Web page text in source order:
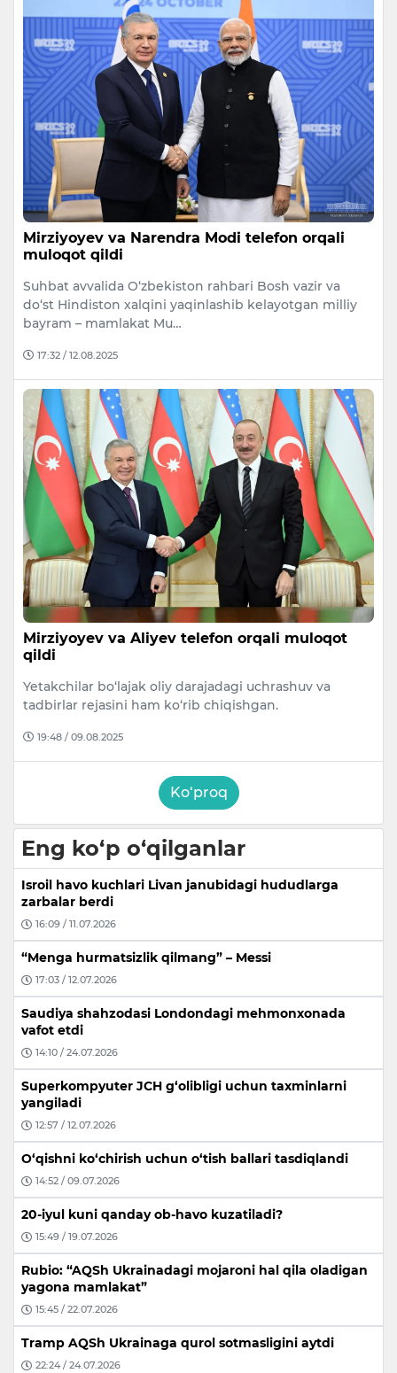
Mirziyoyev va Narendra Modi telefon orqali
muloqot qildi
Suhbat avvalida O‘zbekiston rahbari Bosh vazir va
do‘st Hindiston xalqini yaqinlashib kelayotgan milliy
bayram – mamlakat Mu…
17:32 / 12.08.2025
Mirziyoyev va Aliyev telefon orqali muloqot
qildi
Yetakchilar bo‘lajak oliy darajadagi uchrashuv va
tadbirlar rejasini ham ko‘rib chiqishgan.
19:48 / 09.08.2025
Ko‘proq
Eng ko‘p o‘qilganlar
Isroil havo kuchlari Livan janubidagi hududlarga
zarbalar berdi
16:09 / 11.07.2026
“Menga hurmatsizlik qilmang” – Messi
17:03 / 12.07.2026
Saudiya shahzodasi Londondagi mehmonxonada
vafot etdi
14:10 / 24.07.2026
Superkompyuter JCH g‘olibligi uchun taxminlarni
yangiladi
12:57 / 12.07.2026
O‘qishni ko‘chirish uchun o‘tish ballari tasdiqlandi
14:52 / 09.07.2026
20-iyul kuni qanday ob-havo kuzatiladi?
15:49 / 19.07.2026
Rubio: “AQSh Ukrainadagi mojaroni hal qila oladigan
yagona mamlakat”
15:45 / 22.07.2026
Tramp AQSh Ukrainaga qurol sotmasligini aytdi
22:24 / 24.07.2026